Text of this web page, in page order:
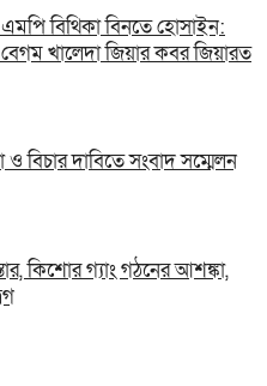
বিথিকা বিনতে হোসাইন:
খালেদা জিয়ার কবর জিয়ারত
ও বিচার দাবিতে সংবাদ সম্মেলন
কিশোর গ্যাং গঠনের আশঙ্কা,